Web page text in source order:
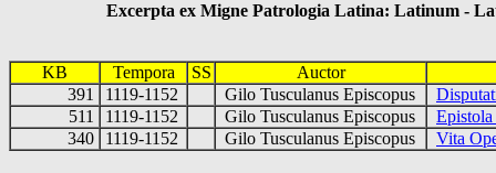
Excerpta ex Migne Patrologia Latina: Latinum -
KB Tempora SS
Auctor
391
1119-1152 Gilo Tusculanus Episcopus
511
1119-1152 Gilo Tusculanus Episcopus
340
1119-1152 Gilo Tusculanus Episcopus Vita